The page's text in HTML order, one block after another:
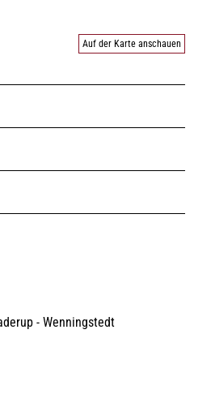
Auf der Karte anschauen
- Wenningstedt